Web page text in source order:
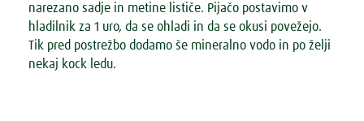
narezano sadje in metine lističe. Pijačo postavimo v
hladilnik za 1 uro, da se ohladi in da se okusi povežejo.
Tik pred postrežbo dodamo še mineralno vodo in po želji
nekaj kock ledu.